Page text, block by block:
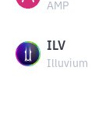
AMP
ILV
Illuvium